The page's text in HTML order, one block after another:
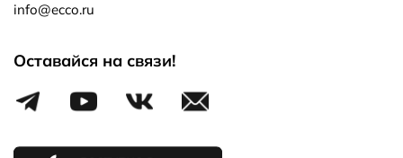
info@ecco.ru
Оставайся на связи!